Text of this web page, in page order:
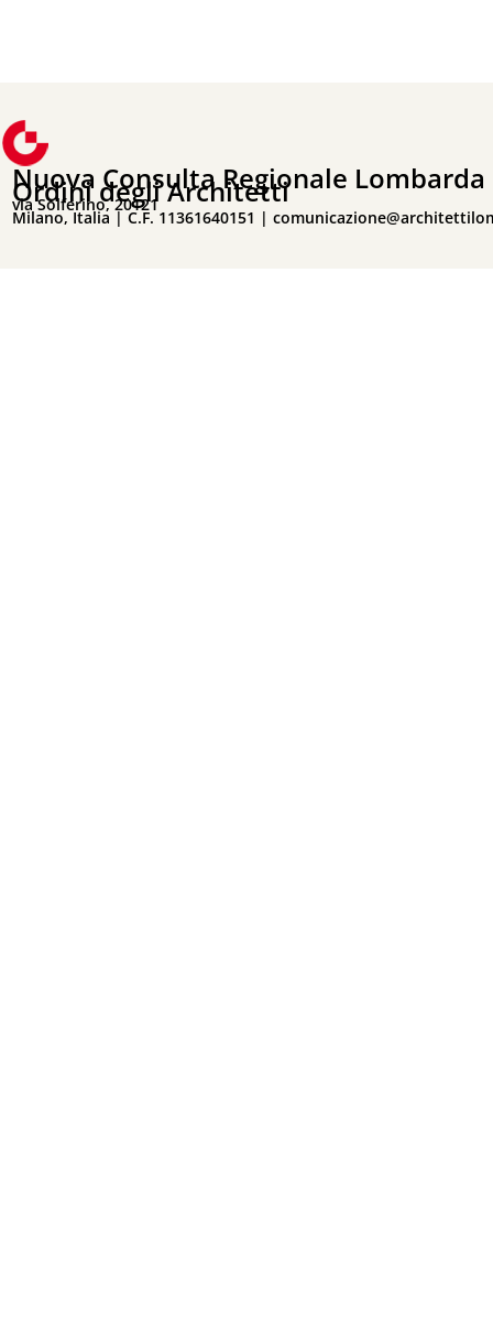
Nuova Consulta Regionale
Ordini degli Architetti
via Solferino, 20121
Milano, Italia | C.F. 11361640151 |